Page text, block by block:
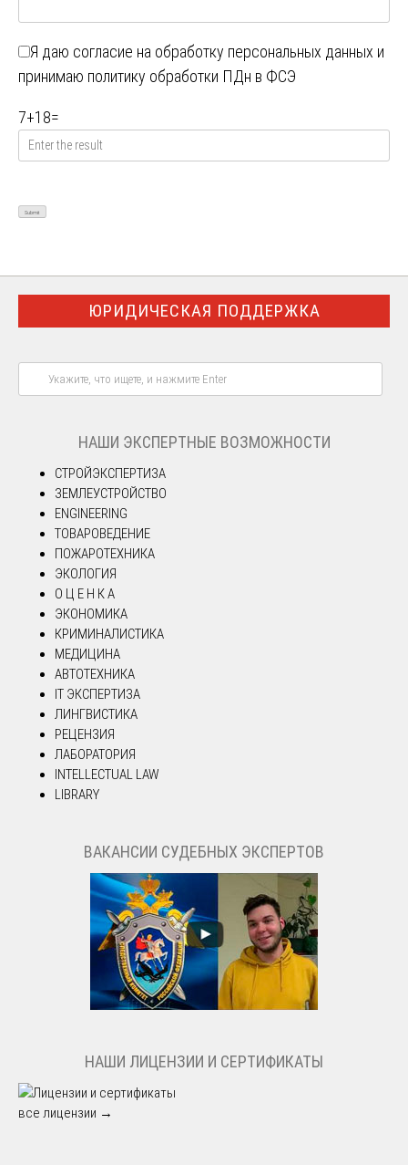
Я даю согласие на обработку персональных данных и
принимаю политику обработки ПДн в ФСЭ
7+18=
ЮРИДИЧЕСКАЯ ПОДДЕРЖКА
НАШИ ЭКСПЕРТНЫЕ ВОЗМОЖНОСТИ
СТРОЙЭКСПЕРТИЗА
ЗЕМЛЕУСТРОЙСТВО
ENGINEERING
ТОВАРОВЕДЕНИЕ
ПОЖАРОТЕХНИКА
ЭКОЛОГИЯ
О Ц Е Н К А
ЭКОНОМИКА
КРИМИНАЛИСТИКА
МЕДИЦИНА
АВТОТЕХНИКА
IT ЭКСПЕРТИЗА
ЛИНГВИСТИКА
РЕЦЕНЗИЯ
ЛАБОРАТОРИЯ
INTELLECTUAL LAW
LIBRARY
ВАКАНСИИ СУДЕБНЫХ ЭКСПЕРТОВ
НАШИ ЛИЦЕНЗИИ И СЕРТИФИКАТЫ
все лицензии →